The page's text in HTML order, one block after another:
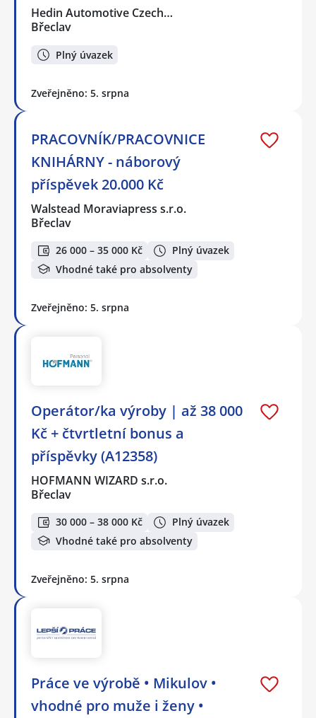
Hedin Automotive Czech…
Břeclav
Plný úvazek
Zveřejněno: 5. srpna
PRACOVNÍK/PRACOVNICE
KNIHÁRNY - náborový
příspěvek 20.000 Kč
Walstead Moraviapress s.r.o.
Břeclav
26 000 – 35 000 Kč
Plný úvazek
Vhodné také pro absolventy
Zveřejněno: 5. srpna
Operátor/ka výroby | až 38 000
Kč + čtvrtletní bonus a
příspěvky (A12358)
HOFMANN WIZARD s.r.o.
Břeclav
30 000 – 38 000 Kč
Plný úvazek
Vhodné také pro absolventy
Zveřejněno: 5. srpna
Práce ve výrobě • Mikulov •
vhodné pro muže i ženy •